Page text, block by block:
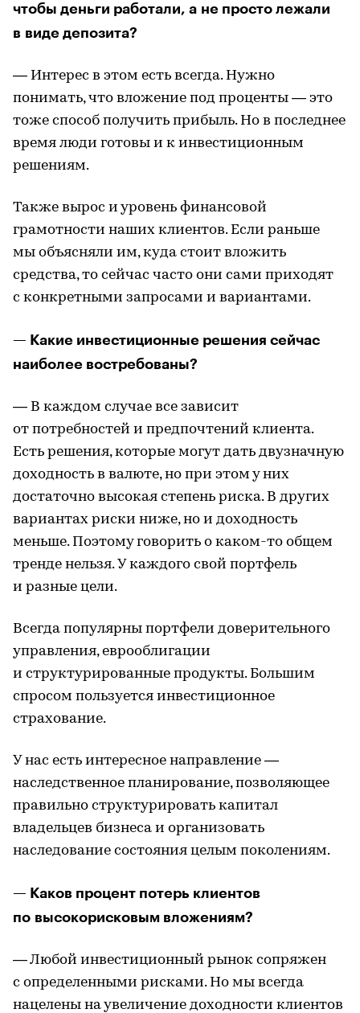
чтобы деньги работали, а не просто лежали
в виде депозита?
— Интерес в этом есть всегда. Нужно
понимать, что вложение под проценты — это
тоже способ получить прибыль. Но в последнее
время люди готовы и к инвестиционным
решениям.
Также вырос и уровень финансовой
грамотности наших клиентов. Если раньше
мы объясняли им, куда стоит вложить
средства, то сейчас часто они сами приходят
с конкретными запросами и вариантами.
— Какие инвестиционные решения сейчас
наиболее востребованы?
— В каждом случае все зависит
от потребностей и предпочтений клиента.
Есть решения, которые могут дать двузначную
доходность в валюте, но при этом у них
достаточно высокая степень риска. В других
вариантах риски ниже, но и доходность
меньше. Поэтому говорить о каком-то общем
тренде нельзя. У каждого свой портфель
и разные цели.
Всегда популярны портфели доверительного
управления, еврооблигации
и структурированные продукты. Большим
спросом пользуется инвестиционное
страхование.
У нас есть интересное направление —
наследственное планирование, позволяющее
правильно структурировать капитал
владельцев бизнеса и организовать
наследование состояния целым поколениям.
— Каков процент потерь клиентов
по высокорисковым вложениям?
— Любой инвестиционный рынок сопряжен
с определенными рисками. Но мы всегда
нацелены на увеличение доходности клиентов